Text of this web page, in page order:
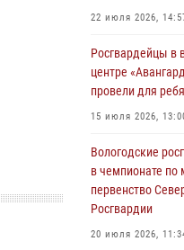
02 августа 2026,
Росгвардейцы в
на питбайке
31 июля 2026,
В Вологде
Западного
боевому самбо
29 июля 2026, 13:20
22 июля 2026,
Росгвардейцы в
центре
провели для
15 июля 2026,
Вологодские
в чемпионате по
первенство
Росгвардии
20 июля 2026,